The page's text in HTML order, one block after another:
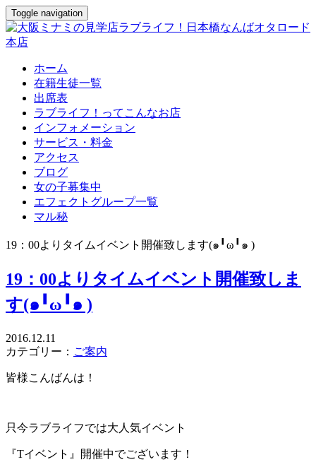
Toggle navigation
ホーム
在籍生徒一覧
出席表
ラブライフ！ってこんなお店
インフォメーション
サービス・料金
アクセス
ブログ
女の子募集中
エフェクトグループ一覧
マル秘
19：00よりタイムイベント開催致します(๑╹ω╹๑ )
19：00よりタイムイベント開催致しま
す(๑╹ω╹๑ )
2016.12.11
カテゴリー： ご案内
皆様こんばんは！
只今ラブライフでは大人気イベント
『Tイベント』開催中でございます！